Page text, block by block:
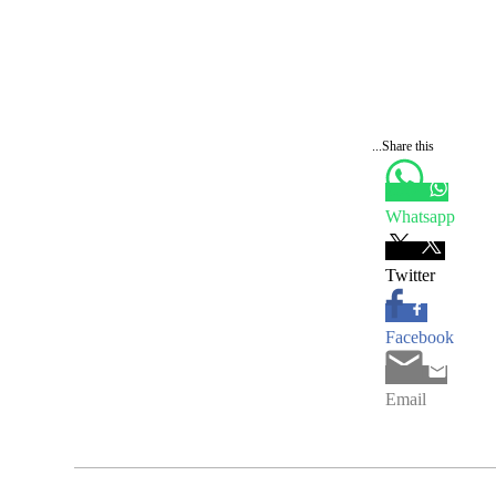
Share this...
Whatsapp
Twitter
Facebook
Email